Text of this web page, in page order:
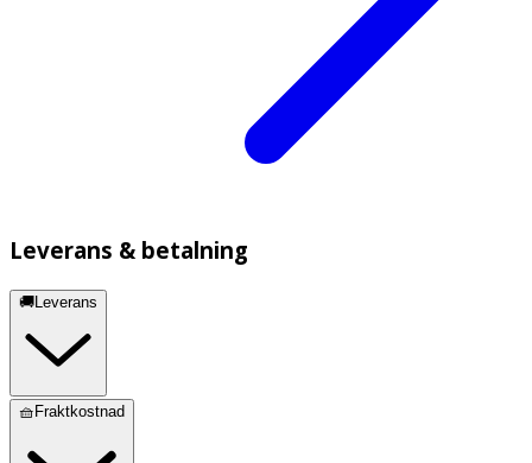
Leverans & betalning
🚚Leverans
🧺Fraktkostnad